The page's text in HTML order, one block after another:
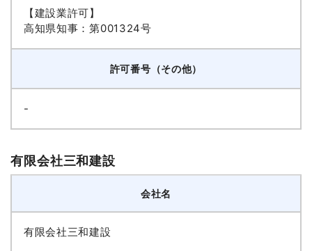
【建設業許可】
高知県知事：第001324号
許可番号（その他）
-
有限会社三和建設
会社名
有限会社三和建設